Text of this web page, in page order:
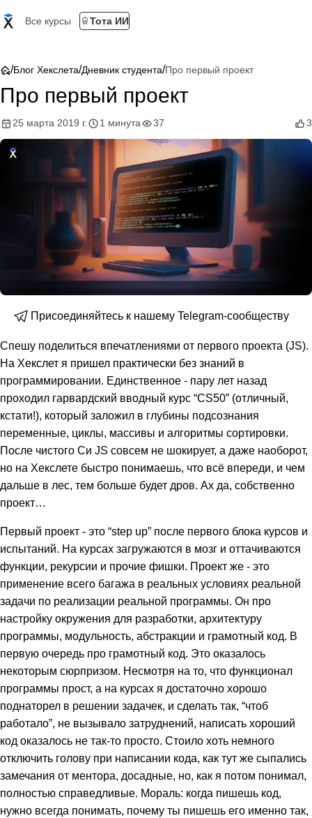
Все курсы Тота ИИ
/Блог Хекслета/Дневник студента/Про первый проект
Про первый проект
25 марта 2019 г. 1 минута 37 3
Присоединяйтесь к нашему Telegram-сообществу
Спешу поделиться впечатлениями от первого проекта (JS).
На Хекслет я пришел практически без знаний в
программировании. Единственное - пару лет назад
проходил гарвардский вводный курс “CS50” (отличный,
кстати!), который заложил в глубины подсознания
переменные, циклы, массивы и алгоритмы сортировки.
После чистого Си JS совсем не шокирует, а даже наоборот,
но на Хекслете быстро понимаешь, что всё впереди, и чем
дальше в лес, тем больше будет дров. Ах да, собственно
проект…
Первый проект - это “step up” после первого блока курсов и
испытаний. На курсах загружаются в мозг и оттачиваются
функции, рекурсии и прочие фишки. Проект же - это
применение всего багажа в реальных условиях реальной
задачи по реализации реальной программы. Он про
настройку окружения для разработки, архитектуру
программы, модульность, абстракции и грамотный код. В
первую очередь про грамотный код. Это оказалось
некоторым сюрпризом. Несмотря на то, что функционал
программы прост, а на курсах я достаточно хорошо
поднаторел в решении задачек, и сделать так, “чтоб
работало”, не вызывало затруднений, написать хороший
код оказалось не так-то просто. Стоило хоть немного
отключить голову при написании кода, как тут же сыпались
замечания от ментора, досадные, но, как я потом понимал,
полностью справедливые. Мораль: когда пишешь код,
нужно всегда понимать, почему ты пишешь его именно так,